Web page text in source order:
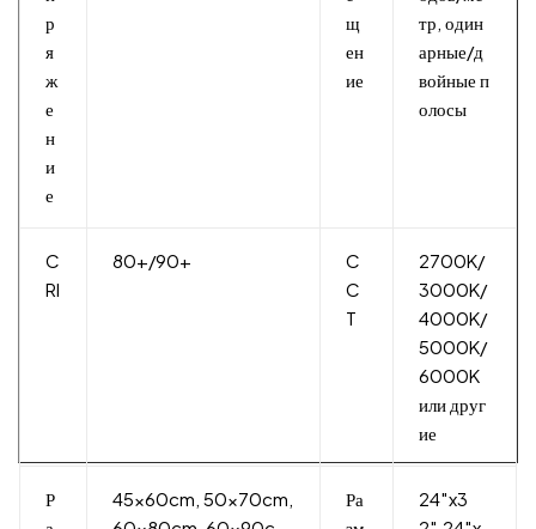
р
я
ж
е
н
и
е
щ
ен
ие
тр, один
арные/д
войные п
олосы
C
RI
80+/90+
C
C
T
2700K/
3000K/
4000K/
5000K/
6000K
или друг
ие
Р
45x60cm, 50x70cm,
Ра
24″x3